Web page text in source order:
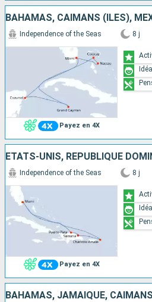
Payez en 4X
Independence of the Seas 8 j
ÉTATS-UNIS, RÉPUBLIQUE
Payez en 4X
Independence of the Seas 8 j